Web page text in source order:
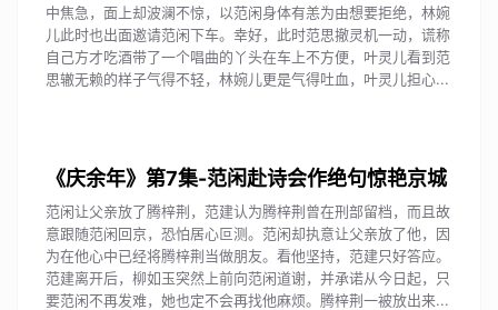
中焦急，面上却波澜不惊，以范闲身体有恙为由想要拒绝，林婉
儿此时也出面邀请范闲下车。幸好，此时范思撤灵机一动，谎称
自己方才吃酒带了一个唱曲的丫头在车上不方便，叶灵儿看到范
思辙无赖的样子气得不轻，林婉儿更是气得吐血，叶灵儿担心...
《庆余年》第7集-范闲赴诗会作绝句惊艳京城
范闲让父亲放了腾梓荆，范建认为腾梓荆曾在刑部留档，而且故
意跟随范闲回京，恐怕居心叵测。范闲却执意让父亲放了他，因
为在他心中已经将腾梓荆当做朋友。看他坚持，范建只好答应。
范建离开后，柳如玉突然上前向范闲道谢，并承诺从今日起，只
要范闲不再发难，她也定不会再找他麻烦。腾梓荆一被放出来...